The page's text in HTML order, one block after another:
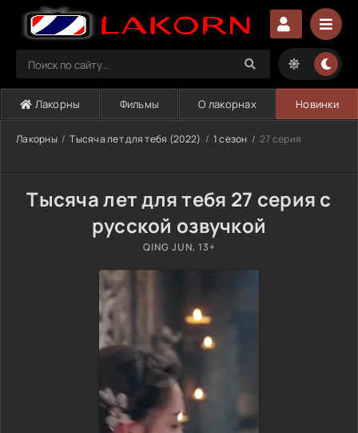
Лакорны Фильмы О лакорнах Новинки
Лакорны Тысяча лет для тебя (2022) 1 сезон 27 серия
Тысяча лет для тебя 27 серия с
русской озвучкой
QING JUN, 13+